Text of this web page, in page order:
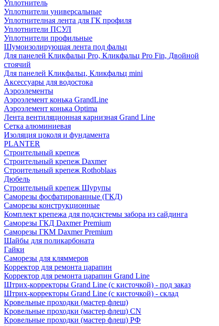
Уплотнитель
Уплотнители универсальные
Уплотнителная лента для ГК профиля
Уплотнители ПСУЛ
Уплотнители профильные
Шумоизолирующая лента под фальц
Для панелей Кликфальц Pro, Кликфальц Pro Fin, Двойной
стоячий
Для панелей Кликфальц, Кликфальц mini
Аксессуары для водостока
Аэроэлементы
Аэроэлемент конька GrandLine
Аэроэлемент конька Optima
Лента вентиляционная карнизная Grand Line
Сетка алюминиевая
Изоляция цоколя и фундамента
PLANTER
Строительный крепеж
Строительный крепеж Daxmer
Строительный крепеж Rothoblaas
Дюбель
Строительный крепеж Шурупы
Саморeзы фосфатированные (ГКД)
Саморезы конструкционные
Комплект крепежа для подсистемы забора из сайдинга
Саморезы ГКД Daxmer Premium
Саморезы ГКМ Daxmer Premium
Шайбы для поликарбоната
Гайки
Саморезы для кляммеров
Корректор для ремонта царапин
Корректор для ремонта царапин Grand Line
Штрих-корректоры Grand Line (с кисточкой) - под заказ
Штрих-корректоры Grand Line (с кисточкой) - склад
Кровельные проходки (мастер флеш)
Кровельные проходки (мастер флеш) CN
Кровельные проходки (мастер флеш) РФ